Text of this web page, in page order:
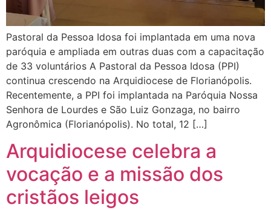
Pastoral da Pessoa Idosa foi implantada em uma nova
paróquia e ampliada em outras duas com a capacitação
de 33 voluntários A Pastoral da Pessoa Idosa (PPI)
continua crescendo na Arquidiocese de Florianópolis.
Recentemente, a PPI foi implantada na Paróquia Nossa
Senhora de Lourdes e São Luiz Gonzaga, no bairro
Agronômica (Florianópolis). No total, 12 […]
Arquidiocese celebra a
vocação e a missão dos
cristãos leigos